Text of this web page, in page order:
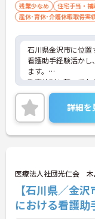
残業少なめ 住宅手当・補
産休･育休･介護休暇取得実
石川県金沢市に位置
看護助手経験活か
ます。
教育体制も整って
目指せる環境です。
ご興味のある方には
に詳細をお話しいた
さい！
詳細を
医療法人社団光仁会 木
【石川県／金
における看護